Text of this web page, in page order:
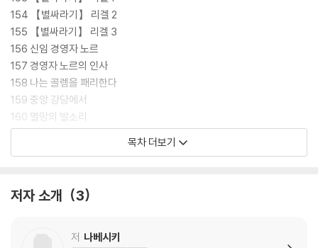
154 【별싸라기】 리겔 2
155 【별싸라기】 리겔 3
156 신임 경영자 노르
157 경영자 노르의 인사
158 나는 골렘을 패리한다
159 중앙 강당에서
160 멸망의 발소리
161 수도 사렌차로
【어느 하녀와 새로운 주인】
목차 더보기
저자 소개 3
저 나베시키